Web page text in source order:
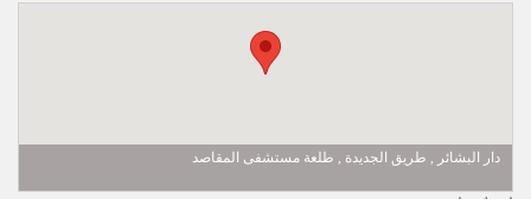
دار البشائر , طريق الجديدة , طلعة مستشفى المقاصد